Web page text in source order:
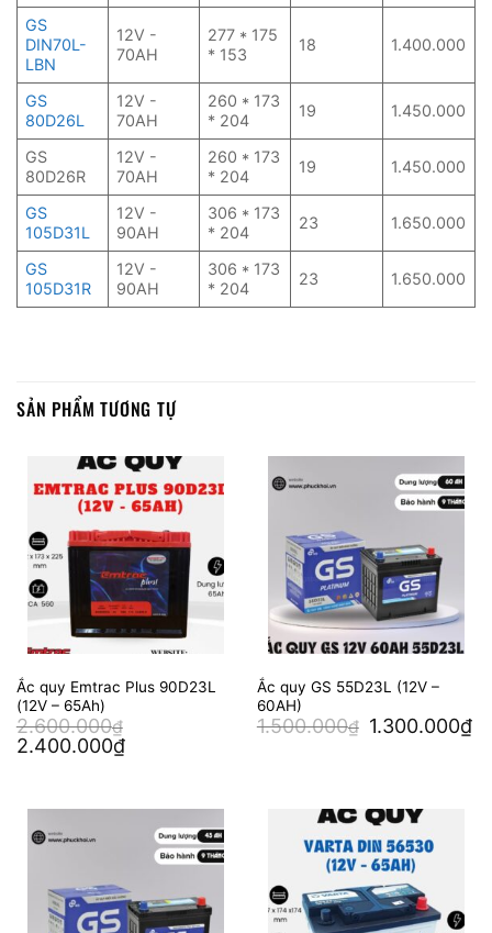
GS
DIN70L-
LBN
12V -
70AH
277 * 175
* 153
18 1.400.000
GS
80D26L
12V -
70AH
260 * 173
* 204
19 1.450.000
GS
80D26R
12V -
70AH
260 * 173
* 204
19 1.450.000
GS
105D31L
12V -
90AH
306 * 173
* 204
23 1.650.000
GS
105D31R
12V -
90AH
306 * 173
* 204
23 1.650.000
SẢN PHẨM TƯƠNG TỰ
Ắc quy Emtrac Plus 90D23L
(12V – 65Ah)
2.600.000₫
Giá
gốc
2.400.000₫Giá
hiện
Ắc quy GS 55D23L (12V –
60AH)
1.500.000₫
Giá
gốc
1.300.000₫